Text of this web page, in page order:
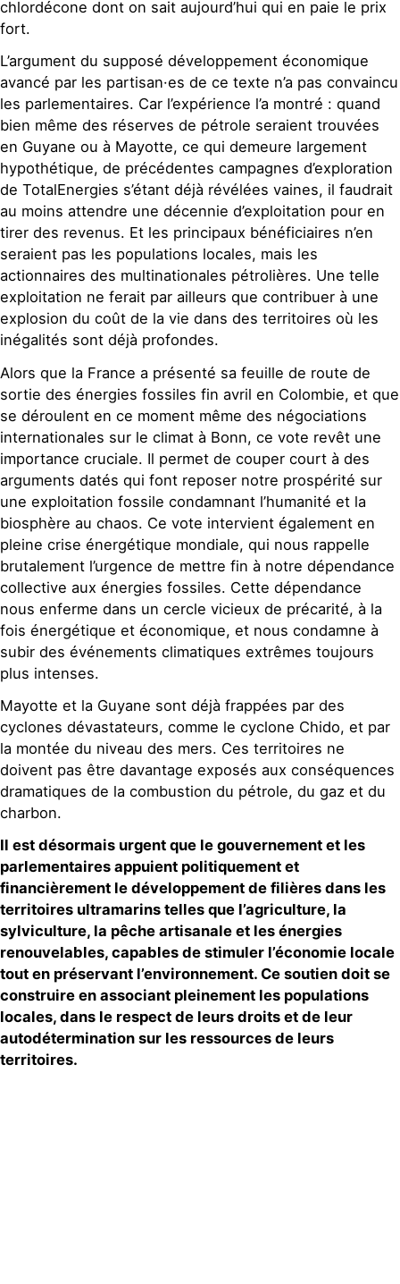
chlordécone dont on sait aujourd’hui qui en paie le prix
fort.
L’argument du supposé développement économique
avancé par les partisan·es de ce texte n’a pas convaincu
les parlementaires. Car l’expérience l’a montré : quand
bien même des réserves de pétrole seraient trouvées
en Guyane ou à Mayotte, ce qui demeure largement
hypothétique, de précédentes campagnes d’exploration
de TotalEnergies s’étant déjà révélées vaines, il faudrait
au moins attendre une décennie d’exploitation pour en
tirer des revenus. Et les principaux bénéficiaires n’en
seraient pas les populations locales, mais les
actionnaires des multinationales pétrolières. Une telle
exploitation ne ferait par ailleurs que contribuer à une
explosion du coût de la vie dans des territoires où les
inégalités sont déjà profondes.
Alors que la France a présenté sa feuille de route de
sortie des énergies fossiles fin avril en Colombie, et que
se déroulent en ce moment même des négociations
internationales sur le climat à Bonn, ce vote revêt une
importance cruciale. Il permet de couper court à des
arguments datés qui font reposer notre prospérité sur
une exploitation fossile condamnant l’humanité et la
biosphère au chaos. Ce vote intervient également en
pleine crise énergétique mondiale, qui nous rappelle
brutalement l’urgence de mettre fin à notre dépendance
collective aux énergies fossiles. Cette dépendance
nous enferme dans un cercle vicieux de précarité, à la
fois énergétique et économique, et nous condamne à
subir des événements climatiques extrêmes toujours
plus intenses.
Mayotte et la Guyane sont déjà frappées par des
cyclones dévastateurs, comme le cyclone Chido, et par
la montée du niveau des mers. Ces territoires ne
doivent pas être davantage exposés aux conséquences
dramatiques de la combustion du pétrole, du gaz et du
charbon.
Il est désormais urgent que le gouvernement et les
parlementaires appuient politiquement et
financièrement le développement de filières dans les
territoires ultramarins telles que l’agriculture, la
sylviculture, la pêche artisanale et les énergies
renouvelables, capables de stimuler l’économie locale
tout en préservant l’environnement. Ce soutien doit se
construire en associant pleinement les populations
locales, dans le respect de leurs droits et de leur
autodétermination sur les ressources de leurs
territoires.